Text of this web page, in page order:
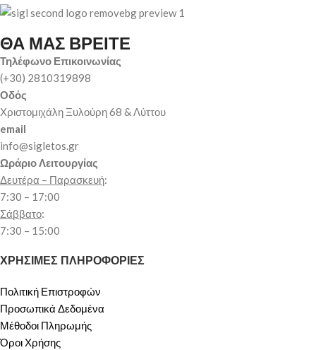
ΘΑ ΜΑΣ ΒΡΕΙΤΕ
Τηλέφωνο Επικοινωνίας
(+30) 2810319898
Οδός
Χριστομιχάλη Ξυλούρη 68 & Λύττου
email
info@sigletos.gr
Ωράριο Λειτουργίας
Δευτέρα – Παρασκευή:
7:30 – 17:00
Σάββατο:
7:30 – 15:00
ΧΡΗΣΙΜΕΣ ΠΛΗΡΟΦΟΡΙΕΣ
Πολιτική Επιστροφών
Προσωπικά Δεδομένα
Μέθοδοι Πληρωμής
Όροι Χρήσης